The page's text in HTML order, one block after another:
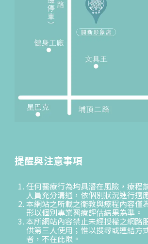
提醒與注意事項
任何醫療行為均具潛在風險，療程
人員充分溝通，依個別狀況進行適
本網站之所載之衛教與療程內容僅
形以個別專業醫療評估結果為準。
本所網站內容禁止未經授權之網路
供第三人使用；惟以搜尋或連結方
者，不在此限。